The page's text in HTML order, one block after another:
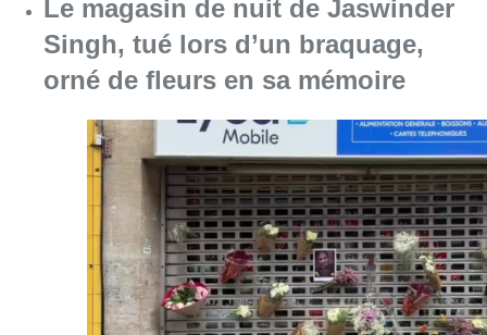
Le magasin de nuit de Jaswinder
Singh, tué lors d’un braquage,
orné de fleurs en sa mémoire